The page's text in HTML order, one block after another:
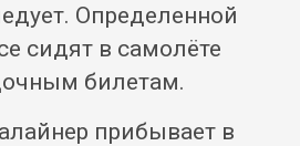
Определенной
сидят в самолёте
билетам.
прибывает в